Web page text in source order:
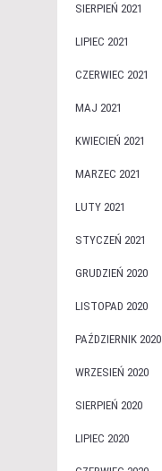
SIERPIEŃ 2021
LIPIEC 2021
CZERWIEC 2021
MAJ 2021
KWIECIEŃ 2021
MARZEC 2021
LUTY 2021
STYCZEŃ 2021
GRUDZIEŃ 2020
LISTOPAD 2020
PAŹDZIERNIK 2020
WRZESIEŃ 2020
SIERPIEŃ 2020
LIPIEC 2020